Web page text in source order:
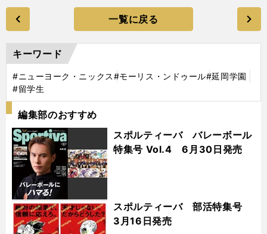
一覧に戻る
キーワード
#ニューヨーク・ニックス#モーリス・ンドゥール#延岡学園
#留学生
編集部のおすすめ
スポルティーバ バレーボール
特集号 Vol.4 6月30日発売
スポルティーバ 部活特集号
3月16日発売